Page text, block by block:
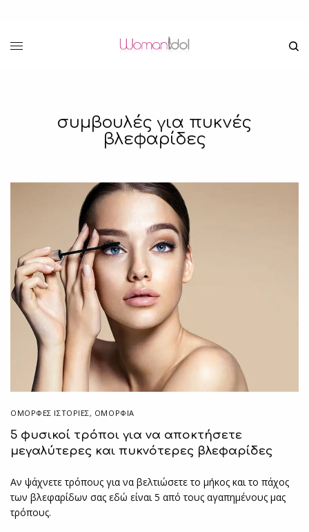
συμβουλές για πυκνές
βλεφαρίδες
ΌΜΟΡΦΕΣ ΙΣΤΟΡΊΕΣ, ΟΜΟΡΦΙΑ
5 φυσικοί τρόποι για να αποκτήσετε
μεγαλύτερες και πυκνότερες βλεφαρίδες
Αν ψάχνετε τρόπους για να βελτιώσετε το μήκος και το πάχος
των βλεφαρίδων σας εδώ είναι 5 από τους αγαπημένους μας
τρόπους.